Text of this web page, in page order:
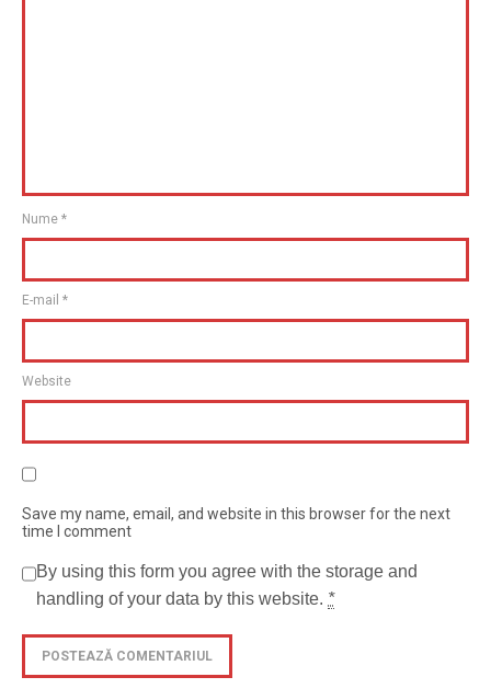
Nume *
E-mail *
Website
Save my name, email, and website in this browser for the next
time I comment
By using this form you agree with the storage and
handling of your data by this website. *